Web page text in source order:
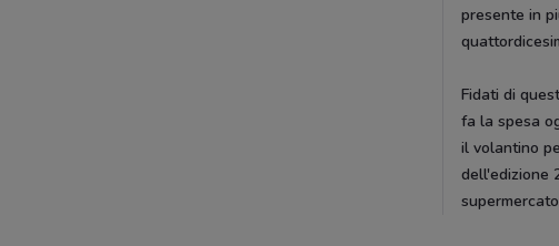
presente in
Fidati di
fa la spesa
il volantino
dell'edizione